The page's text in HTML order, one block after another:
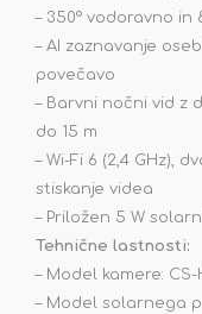
– 350° vodoravno in
– AI zaznavanje
povečavo
– Barvni nočni vid z
do 15 m
– Wi-Fi 6 (2,4 GHz),
stiskanje videa
– Priložen 5 W
Tehnične lastnosti:
– Model kamere: CS-
– Model solarnega